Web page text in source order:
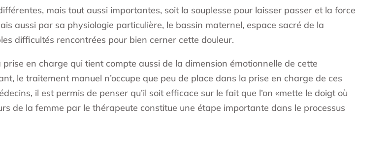
mais tout aussi importantes, soit la souplesse pour laisser passer et la force
aussi par sa physiologie particulière, le bassin maternel, espace sacré de la
difficultés rencontrées pour bien cerner cette douleur.
en charge qui tient compte aussi de la dimension émotionnelle de cette
le traitement manuel n’occupe que peu de place dans la prise en charge de ces
il est permis de penser qu’il soit efficace sur le fait que l’on «mette le doigt où
de la femme par le thérapeute constitue une étape importante dans le processus